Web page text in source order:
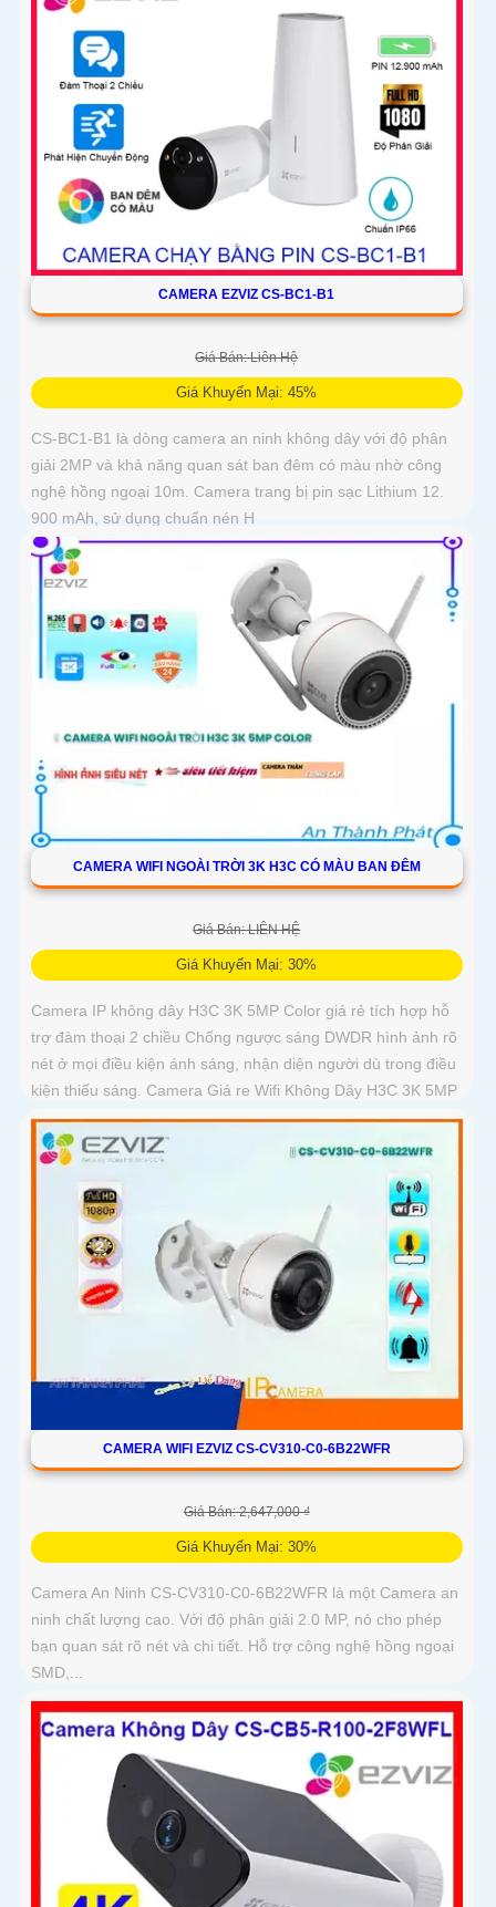
CAMERA EZVIZ CS-BC1-B1
Giá Bán: Liên Hệ
Giá Khuyến Mại: 45%
CS-BC1-B1 là dòng camera an ninh không dây với độ phân
giải 2MP và khả năng quan sát ban đêm có màu nhờ công
nghệ hồng ngoại 10m. Camera trang bị pin sạc Lithium 12.
900 mAh, sử dụng chuẩn nén H
CAMERA WIFI NGOÀI TRỜI 3K H3C CÓ MÀU BAN ĐÊM
Giá Bán: LIÊN HỆ
Giá Khuyến Mại: 30%
Camera IP không dây H3C 3K 5MP Color giá rẻ tích hợp hỗ
trợ đàm thoại 2 chiều Chống ngược sáng DWDR hình ảnh rõ
nét ở mọi điều kiện ánh sáng, nhận diện người dù trong điều
kiện thiếu sáng. Camera Giá re Wifi Không Dây H3C 3K 5MP
Color siêu sáng, đẹp
CAMERA WIFI EZVIZ CS-CV310-C0-6B22WFR
Giá Bán: 2,647,000 ₫
Giá Khuyến Mại: 30%
Camera An Ninh CS-CV310-C0-6B22WFR là một Camera an
ninh chất lượng cao. Với độ phân giải 2.0 MP, nó cho phép
bạn quan sát rõ nét và chi tiết. Hỗ trợ công nghệ hồng ngoại
SMD,...